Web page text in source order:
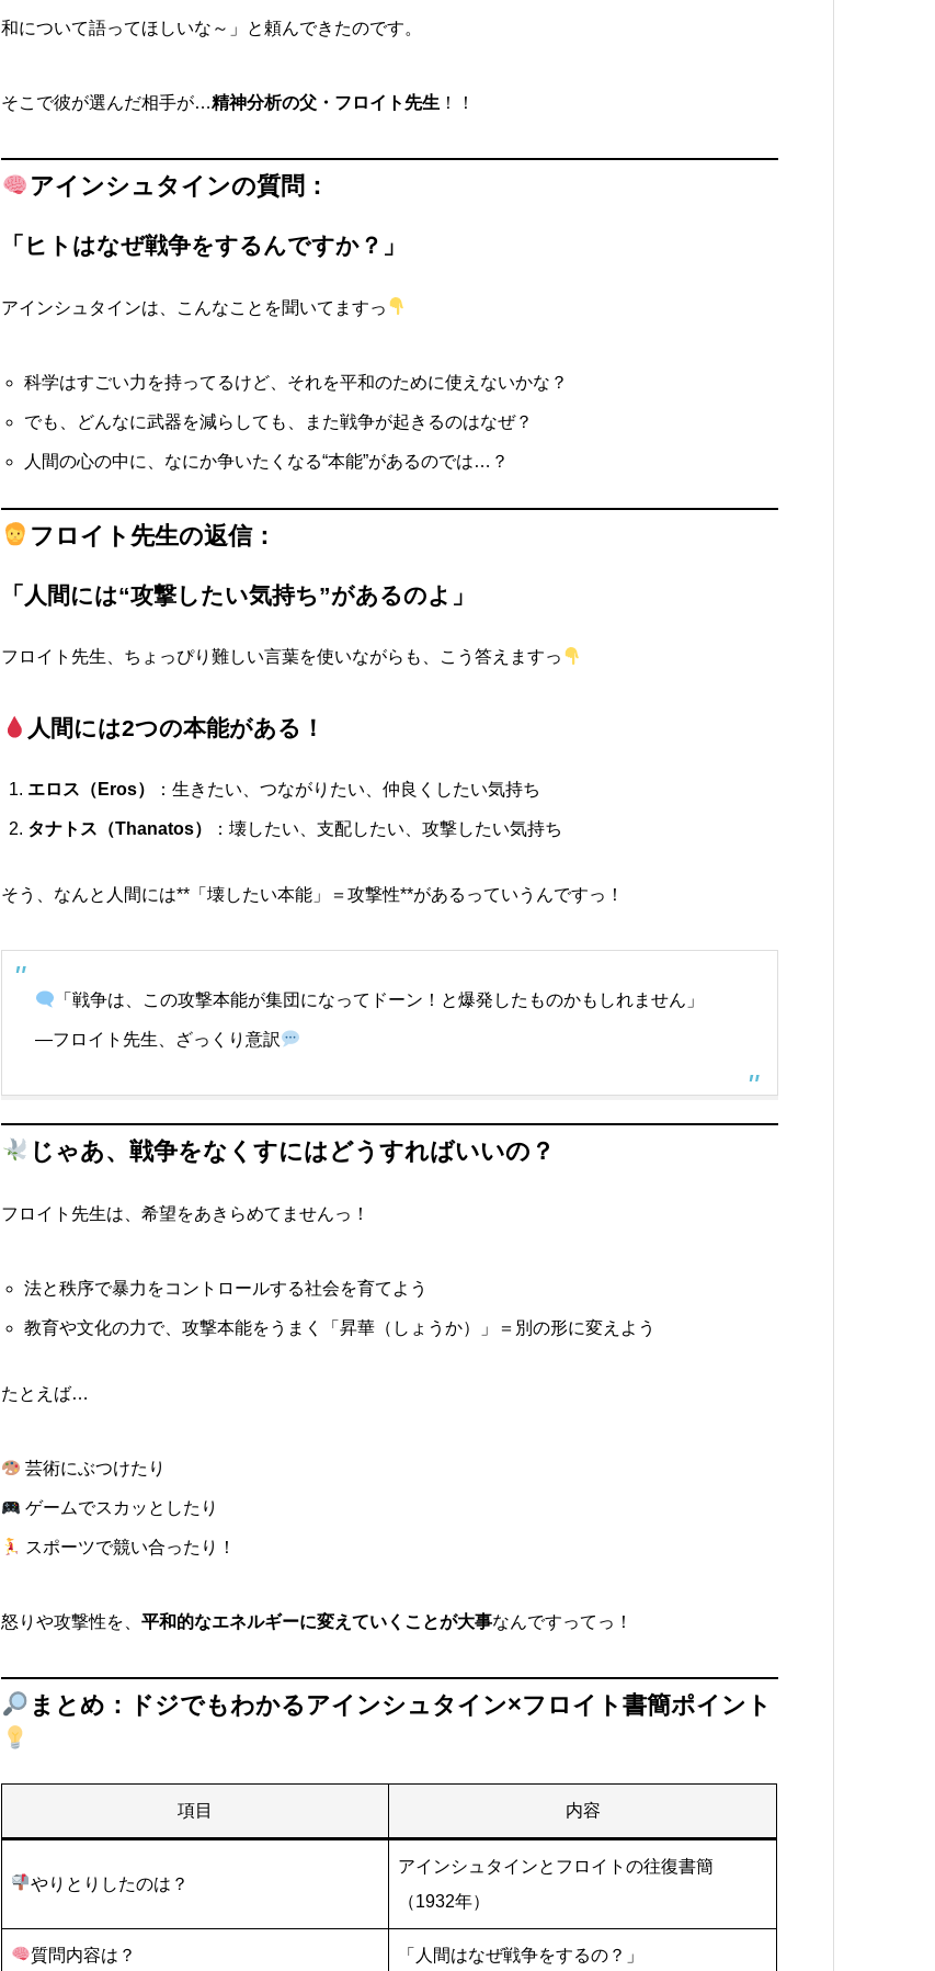
和について語ってほしいな～」と頼んできたのです。
そこで彼が選んだ相手が…精神分析の父・フロイト先生 ！！
アインシュタインの質問：
「ヒトはなぜ戦争をするんですか？」
アインシュタインは、こんなことを聞いてますっ
科学はすごい力を持ってるけど、それを平和のために使えないかな？
でも、どんなに武器を減らしても、また戦争が起きるのはなぜ？
人間の心の中に、なにか争いたくなる“本能”があるのでは…？
フロイト先生の返信：
「人間には“攻撃したい気持ち”があるのよ」
フロイト先生、ちょっぴり難しい言葉を使いながらも、こう答えますっ
人間には2つの本能がある！
エロス（Eros） ：生きたい、つながりたい、仲良くしたい気持ち
タナトス（Thanatos） ：壊したい、支配したい、攻撃したい気持ち
そう、なんと人間には**「壊したい本能」＝攻撃性**があるっていうんですっ！
「戦争は、この攻撃本能が集団になってドーン！と爆発したものかもしれません」
―フロイト先生、ざっくり意訳
じゃあ、戦争をなくすにはどうすればいいの？
フロイト先生は、希望をあきらめてませんっ！
法と秩序で暴力をコントロールする社会を育てよう
教育や文化の力で、攻撃本能をうまく「昇華（しょうか）」＝別の形に変えよう
たとえば…
芸術にぶつけたり
ゲームでスカッとしたり
スポーツで競い合ったり！
怒りや攻撃性を、平和的なエネルギーに変えていくことが大事なんですってっ！
まとめ：ドジでもわかるアインシュタイン×フロイト書簡ポイント
項目 内容
やりとりしたのは？
アインシュタインとフロイトの往復書簡
（1932年）
質問内容は？ 「人間はなぜ戦争をするの？」